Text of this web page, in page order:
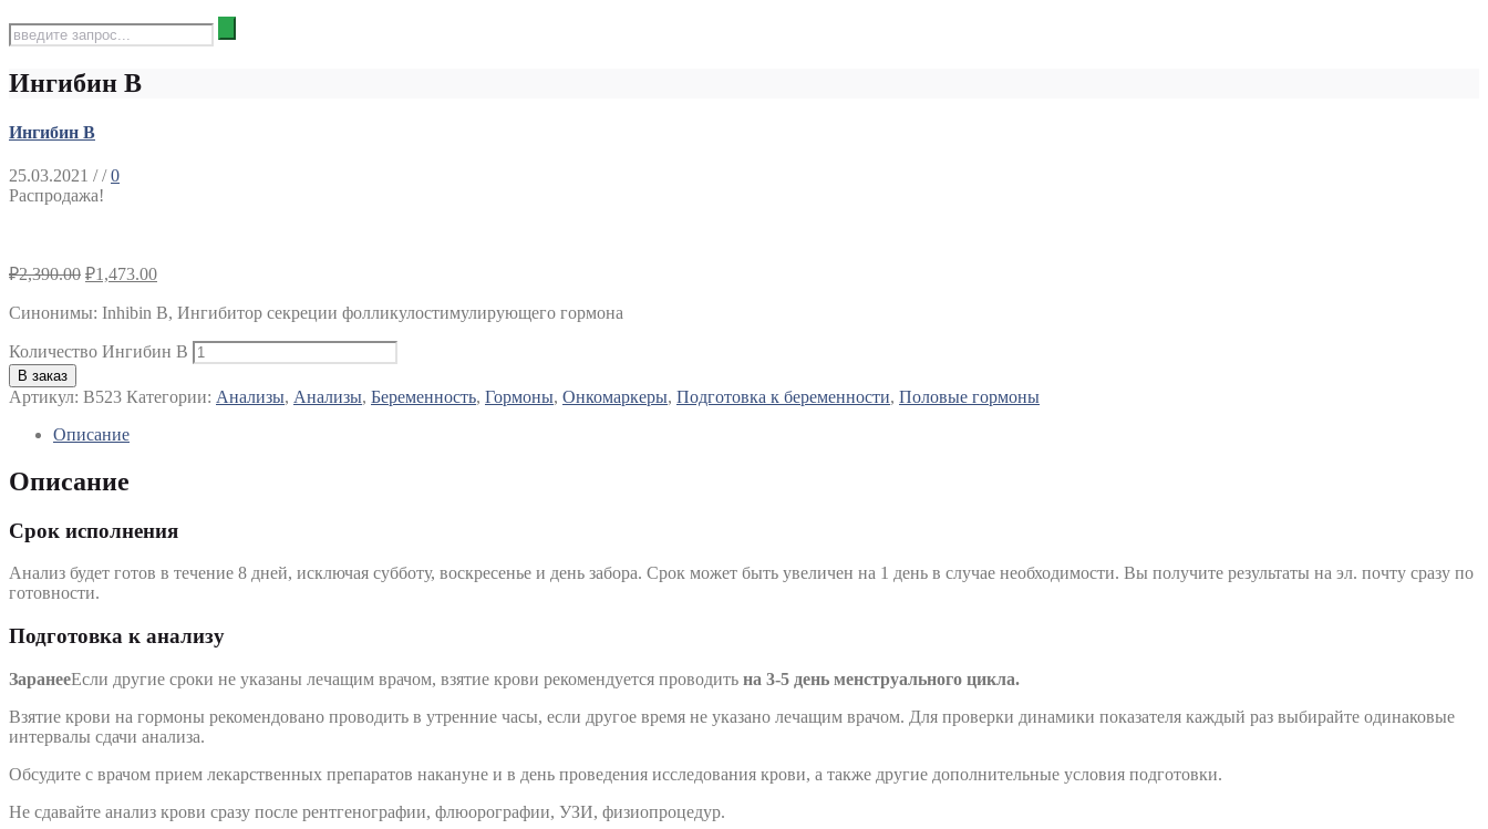
Ингибин В
Ингибин В
25.03.2021 / /0
Распродажа!
₽2,390.00 ₽1,473.00
Синонимы: Inhibin B, Ингибитор секреции фолликулостимулирующего гормона
Количество Ингибин В
В заказ
Артикул: B523 Категории: Анализы, Анализы, Беременность, Гормоны, Онкомаркеры, Подготовка к беременности, Половые гормоны
Описание
Описание
Срок исполнения
Анализ будет готов в течение 8 дней, исключая субботу, воскресенье и день забора. Срок может быть увеличен на 1 день в случае необходимости. Вы получите результаты на эл. почту сразу по
готовности.
Подготовка к анализу
ЗаранееЕсли другие сроки не указаны лечащим врачом, взятие крови рекомендуется проводить на 3-5 день менструального цикла.
Взятие крови на гормоны рекомендовано проводить в утренние часы, если другое время не указано лечащим врачом. Для проверки динамики показателя каждый раз выбирайте одинаковые
интервалы сдачи анализа.
Обсудите с врачом прием лекарственных препаратов накануне и в день проведения исследования крови, а также другие дополнительные условия подготовки.
Не сдавайте анализ крови сразу после рентгенографии, флюорографии, УЗИ, физиопроцедур.